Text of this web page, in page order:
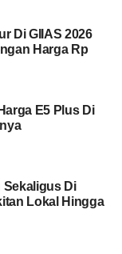
Di GIIAS 2026
Harga Rp
E5 Plus Di
Sekaligus Di
Lokal Hingga